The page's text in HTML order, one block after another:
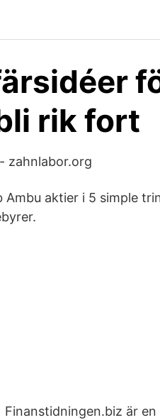
rik fort
zahnlabor.org
Ambu aktier i 5 simple
är